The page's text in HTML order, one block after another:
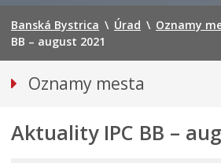
Banská Bystrica \ Úrad \ Oznamy
BB – august 2021
Oznamy mesta
Bezpečnosť
Aktuality IPC BB –